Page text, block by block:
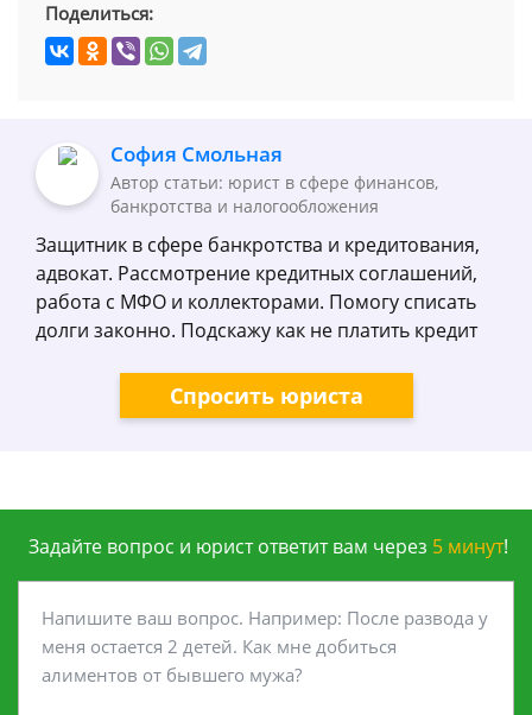
Поделиться:
София Смольная
Автор статьи: юрист в сфере финансов,
банкротства и налогообложения
Защитник в сфере банкротства и кредитования,
адвокат. Рассмотрение кредитных соглашений,
работа с МФО и коллекторами. Помогу списать
долги законно. Подскажу как не платить кредит
Спросить юриста
Задайте вопрос и юрист ответит вам через 5 минут!